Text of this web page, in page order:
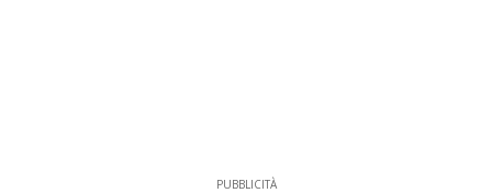
PUBBLICITÀ